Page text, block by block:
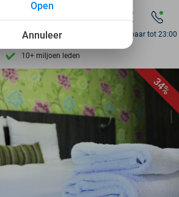
7 dagen per week beschikbaar
10+ miljoen leden
9,4
Ontdek 15.000+ deals
7 dagen per week beschikbaar
10+ miljoen leden
Bereikbaar tot 23:00
34%
Annuleer
Open